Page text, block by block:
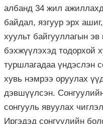
албанд 34 жил
байдал, язгуур эрх
хуульт байгууллагын эв
бэхжүүлэхэд тодорхой
туршлагадаа үндэслэн
хувь нэмрээ оруулах
дэвшүүлсэн.
сонгууль явуулах
Иргэдэд сонгуулийн